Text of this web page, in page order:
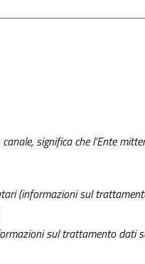
significa che l’Ente
(informazioni sul
sul trattamento dati